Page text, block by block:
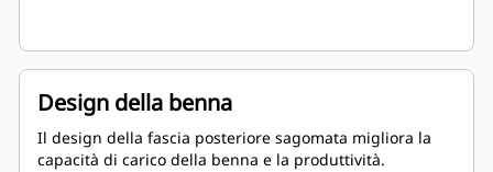
Design della benna
Il design della fascia posteriore sagomata migliora la
capacità di carico della benna e la produttività.